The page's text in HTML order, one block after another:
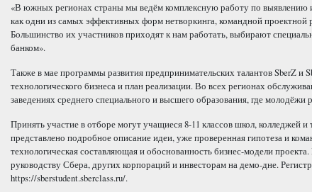
«В южных регионах страны мы ведём комплексную работу по выявлению
как одни из самых эффективных форм нетворкинга, командной
Большинство их участников приходят к нам работать, выбирают
банком».
Также в мае программы развития предпринимательских талантов SberZ
технологического бизнеса и план реализации. Во всех регионах
заведениях среднего специального и высшего образования, где молодёжи
Принять участие в отборе могут учащиеся 8-11 классов школ, колледжей
представлено подробное описание идеи, уже проверенная гипотеза и
технологическая составляющая и обоснованность бизнес-модели
руководству Сбера, других корпораций и инвесторам на демо-дне.
https://sberstudent.sberclass.ru/.